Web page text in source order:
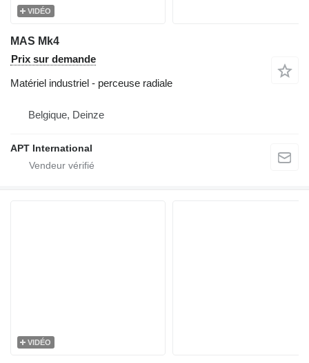
VIDÉO
MAS Mk4
Prix sur demande
Matériel industriel - perceuse radiale
Belgique, Deinze
APT International
VIDÉO